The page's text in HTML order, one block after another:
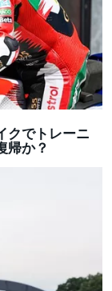
クでトレーニ
帰か？